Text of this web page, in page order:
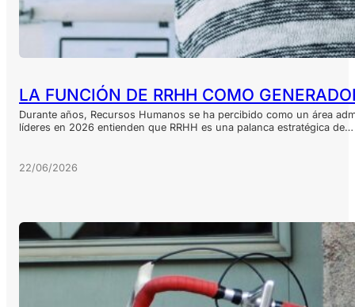
LA FUNCIÓN DE RRHH COMO
Durante años, Recursos Humanos se ha percibido como un área
líderes en 2026 entienden que RRHH es una palanca estratégica de…
22/06/2026